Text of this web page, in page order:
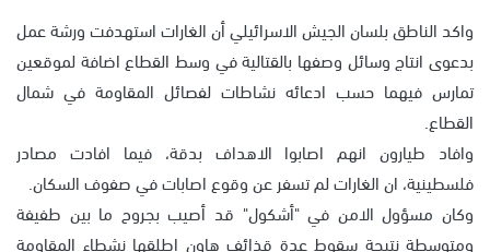
واكد الناطق بلسان الجيش الاسرائيلي أن الغارات استهدفت ورشة عمل
بدعوى انتاج وسائل وصفها بالقتالية في وسط القطاع اضافة لموقعين
تمارس فيهما حسب ادعائه نشاطات لفصائل المقاومة في شمال
القطاع.
وافاد طيارون انهم اصابوا الاهداف بدقة، فيما افادت مصادر
فلسطينية، ان الغارات لم تسفر عن وقوع اصابات في صفوف السكان.
وكان مسؤول الامن في "أشكول" قد أصيب بجروح ما بين طفيفة
ومتوسطة نتيجة سقوط عدة قذائف هاون اطلقها نشطاء المقاومة